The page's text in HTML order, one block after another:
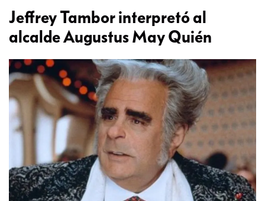
Jeffrey Tambor interpretó al
alcalde Augustus May Quién